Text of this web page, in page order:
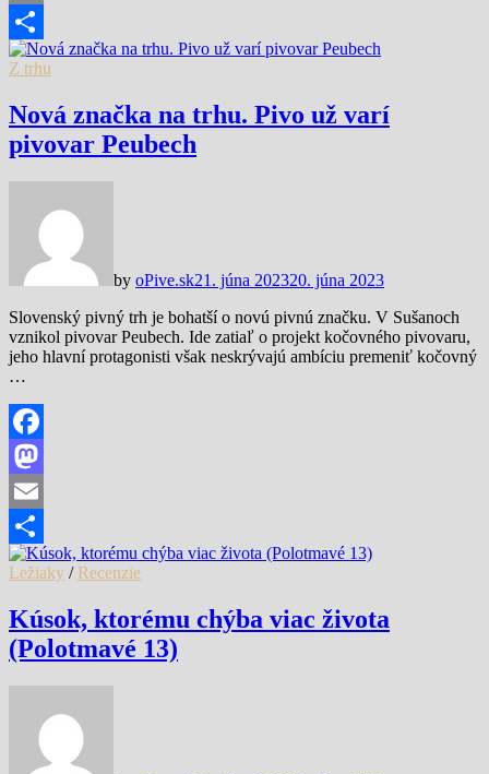
Email
Share
Z trhu
Nová značka na trhu. Pivo už varí
pivovar Peubech
by oPive.sk21. júna 202320. júna 2023
Slovenský pivný trh je bohatší o novú pivnú značku. V Sušanoch
vznikol pivovar Peubech. Ide zatiaľ o projekt kočovného pivovaru,
jeho hlavní protagonisti však neskrývajú ambíciu premeniť kočovný
…
Facebook
Mastodon
Email
Share
Ležiaky / Recenzie
Kúsok, ktorému chýba viac života
(Polotmavé 13)